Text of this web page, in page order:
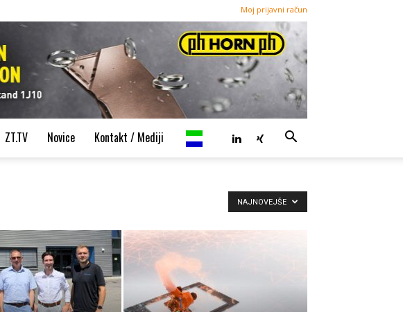
Moj prijavni račun
ZT.TV Novice Kontakt / Mediji
NAJNOVEJŠE